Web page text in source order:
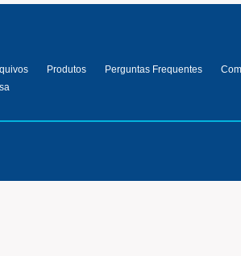
Produtos Perguntas Frequentes